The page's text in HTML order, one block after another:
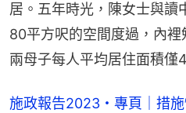
居。五年時光，陳女士與讀
80平方呎的空間度過，內裡
兩母子每人平均居住面積僅
施政報告2023・專頁｜措